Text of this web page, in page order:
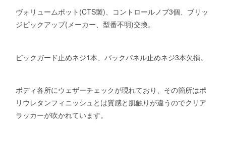
ヴォリュームポット(CTS製)、コントロールノブ3個、ブリッ
ジピックアップ(メーカー、型番不明)交換。
ピックガード止めネジ1本、バックパネル止めネジ3本欠損。
ボディ各所にウェザーチェックが現れており、その箇所はポ
リウレタンフィニッシュとは質感と肌触りが違うのでクリア
ラッカーが吹かれています。